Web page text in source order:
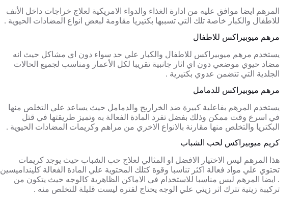
المرهم ايضا موافق عليه من ادارة الغذاء والدواء الامريكية لعلاج خراجات داخل الأنف
للاطفال والكبار خاصة تلك التي تسببها بكتيريا مقاومة لبعض انواع المضادات الحيوية .
مرهم ميوبيراكس للاطفال
يستخدم مرهم ميوبيراكس للاطفال والكبار علي حد سواء دون اي مشاكل حيث انه
مضاد حيوي موضعي دون اي اثار جانبية تقريبا لكل الأعمار ومناسب لجميع الحالات
الجلدية التي تتضمن عدوي بكتيرية .
مرهم ميوبيراكس للدمامل
يستخدم المرهم بفاعلية كبيرة ضد الخراريج والدمامل حيث يساعد علي التخلص منها
في اسرع وقت ممكن وذلك بفضل تفرد المادة الفعالة به وتميز طريقتها في قتل
البكتريا والتخلص منها مقارنة بالانواع الاخري من مراهم وكريمات المضادات الحيوية .
كريم ميوبيراكس لحب الشباب
هذا المرهم ليس الاختيار الافضل او المثالي لعلاج حب الشباب حيث يوجد كريمات
تحتوي علي مواد فعالة اكثر تناسبا وقوة كتلك المحتوية علي المادة الفعالة كلينداميسين
. ايضا المرهم ليس مناسبا للاستخدام في الاماكن الظاهرية كالوجه حيث يتكون من
تركيبة زيتية تترك اثر زيتي علي الوجه يحتاج لفترة ليست قليلة للتخلص منه .